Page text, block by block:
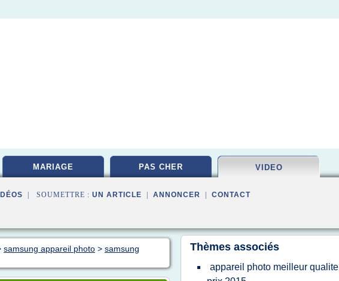
MARIAGE PAS CHER VIDEO
| SOUMETTRE : UN ARTICLE ANNONCER CONTACT
samsung appareil photo > samsung
Thèmes associés
appareil photo meilleur qualite